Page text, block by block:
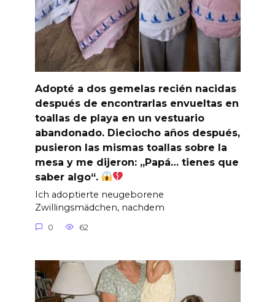
Adopté a dos gemelas recién nacidas
después de encontrarlas envueltas en
toallas de playa en un vestuario
abandonado. Dieciocho años después,
pusieron las mismas toallas sobre la
mesa y me dijeron: „Papá… tienes que
saber algo“.
Ich adoptierte neugeborene
Zwillingsmädchen, nachdem
0 62